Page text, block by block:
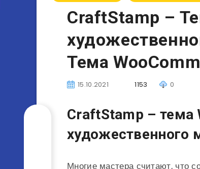
CraftStamp –
Тема
15.10.2021 1153 0
CraftStamp – тема
художественного
Многие мастера считают, что